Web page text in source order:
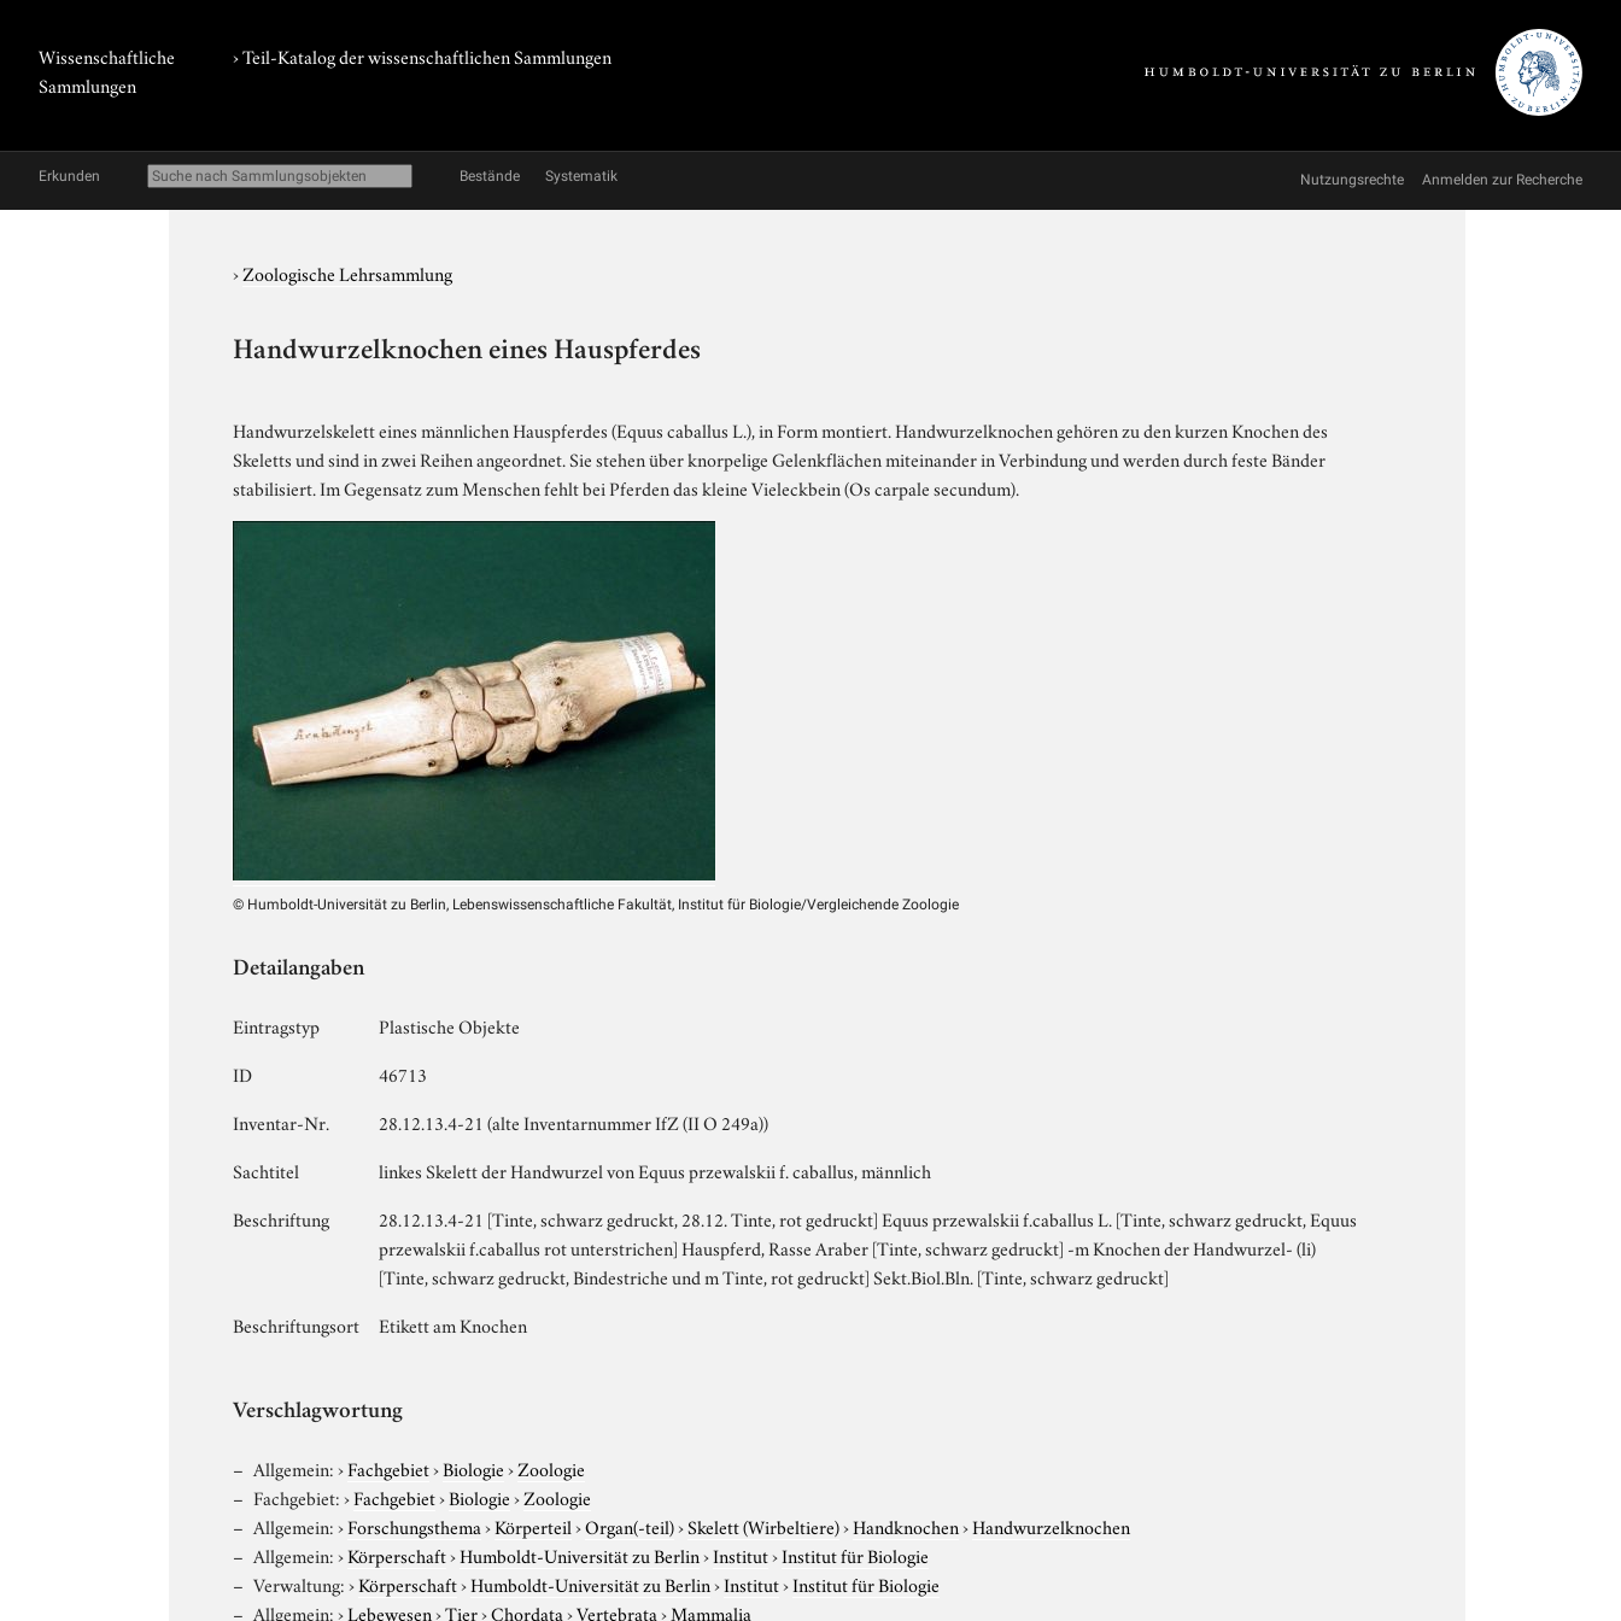
Wissenschaftliche
Sammlungen
› Teil-Katalog der wissenschaftlichen Sammlungen
Erkunden Bestände Systematik Nutzungsrechte Anmelden zur Recherche
›Zoologische Lehrsammlung
Handwurzelknochen eines Hauspferdes
Handwurzelskelett eines männlichen Hauspferdes (Equus caballus L.), in Form montiert. Handwurzelknochen gehören zu den kurzen Knochen des
Skeletts und sind in zwei Reihen angeordnet. Sie stehen über knorpelige Gelenkflächen miteinander in Verbindung und werden durch feste Bänder
stabilisiert. Im Gegensatz zum Menschen fehlt bei Pferden das kleine Vieleckbein (Os carpale secundum).
© Humboldt-Universität zu Berlin, Lebenswissenschaftliche Fakultät, Institut für Biologie/Vergleichende Zoologie
Detailangaben
Eintragstyp
Plastische Objekte
ID
46713
Inventar-Nr.
28.12.13.4-21 (alte Inventarnummer IfZ (II O 249a))
Sachtitel
linkes Skelett der Handwurzel von Equus przewalskii f. caballus, männlich
Beschriftung
28.12.13.4-21 [Tinte, schwarz gedruckt, 28.12. Tinte, rot gedruckt] Equus przewalskii f.caballus L. [Tinte, schwarz gedruckt, Equus
przewalskii f.caballus rot unterstrichen] Hauspferd, Rasse Araber [Tinte, schwarz gedruckt] -m Knochen der Handwurzel- (li)
[Tinte, schwarz gedruckt, Bindestriche und m Tinte, rot gedruckt] Sekt.Biol.Bln. [Tinte, schwarz gedruckt]
Beschriftungsort
Etikett am Knochen
Verschlagwortung
Allgemein:›Fachgebiet›Biologie›Zoologie
Fachgebiet:›Fachgebiet›Biologie›Zoologie
Allgemein:›Forschungsthema›Körperteil›Organ(-teil)›Skelett (Wirbeltiere)›Handknochen›Handwurzelknochen
Allgemein:›Körperschaft›Humboldt-Universität zu Berlin›Institut›Institut für Biologie
Verwaltung:›Körperschaft›Humboldt-Universität zu Berlin›Institut›Institut für Biologie
Allgemein:›Lebewesen›Tier›Chordata›Vertebrata›Mammalia